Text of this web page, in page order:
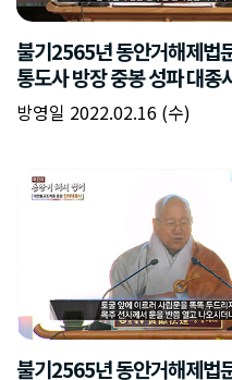
불기2565년 동안거해제법
통도사 방장 중봉 성파 대종
방영일 2022.02.16 (수)
불기2565년 동안거해제법